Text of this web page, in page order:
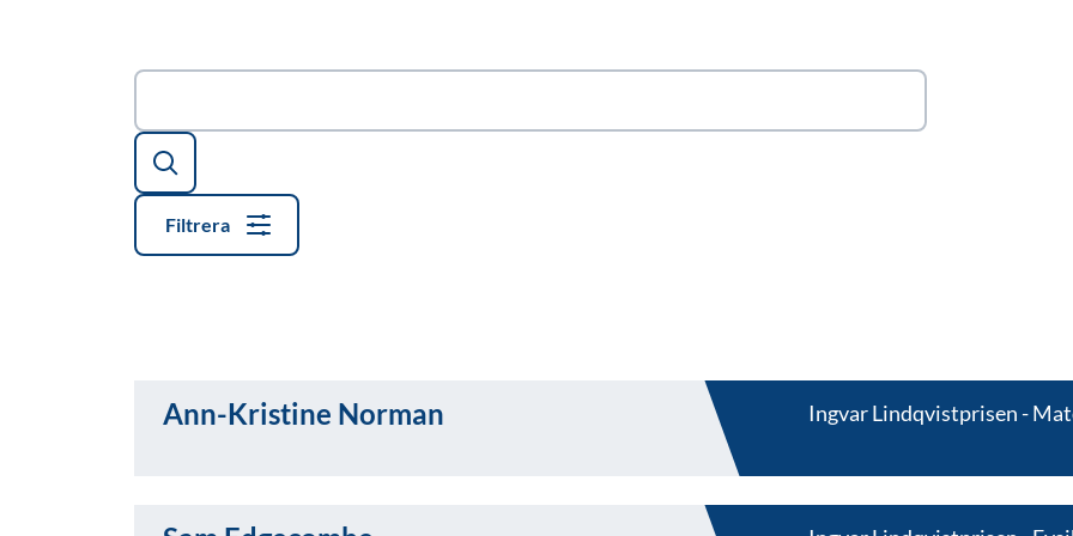
Sök
Filtrera
Ann-Kristine Norman Ingvar Lindqvistprisen